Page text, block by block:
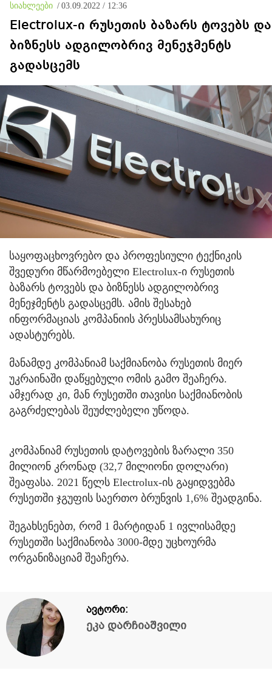
სიახლეები / 03.09.2022 / 12:36
Electrolux-ი რუსეთის ბაზარს ტოვებს და
ბიზნესს ადგილობრივ მენეჯმენტს
გადასცემს
საყოფაცხოვრებო და პროფესიული ტექნიკის
შვედური მწარმოებელი Electrolux-ი რუსეთის
ბაზარს ტოვებს და ბიზნესს ადგილობრივ
მენეჯმენტს გადასცემს. ამის შესახებ
ინფორმაციას კომპანიის პრესსამსახურიც
ადასტურებს.
მანამდე კომპანიამ საქმიანობა რუსეთის მიერ
უკრაინაში დაწყებული ომის გამო შეაჩერა.
ამჯერად კი, მან რუსეთში თავისი საქმიანობის
გაგრძელებას შეუძლებელი უწოდა.
კომპანიამ რუსეთის დატოვების ზარალი 350
მილიონ კრონად (32,7 მილიონი დოლარი)
შეაფასა. 2021 წელს Electrolux-ის გაყიდვებმა
რუსეთში ჯგუფის საერთო ბრუნვის 1,6% შეადგინა.
შეგახსენებთ, რომ 1 მარტიდან 1 ივლისამდე
რუსეთში საქმიანობა 3000-მდე უცხოურმა
ორგანიზაციამ შეაჩერა.
ავტორი:
ეკა დარჩიაშვილი